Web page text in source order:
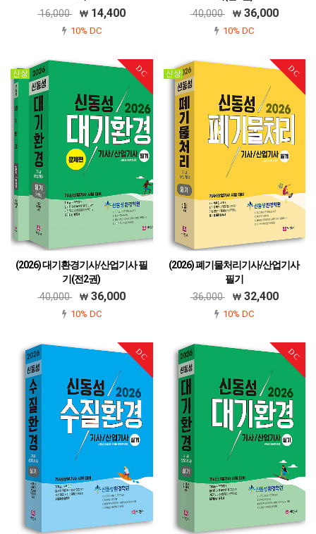
979-11-6045-638-7
16,000 14,400
10% DC
979-11-6045-715-5
40,000 36,000
10% DC
DC
(2026) 대기환경기사/산업기사 필
기(전2권)
979-11-6045-718-6
40,000 36,000
10% DC
DC
(2026) 폐기물처리기사/산업기사
필기
979-11-6045-719-3
36,000 32,400
10% DC
DC DC